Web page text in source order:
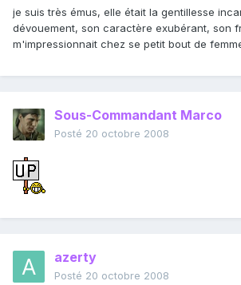
je suis très émus, elle était la gentillesse
dévouement, son caractère exubérant, son
m'impressionnait chez se petit bout de
Sous-Commandant Marco
Posté 20 octobre 2008
azerty
Posté 20 octobre 2008